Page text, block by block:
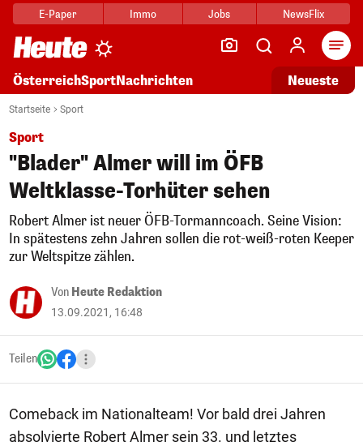
E-Paper Immo Jobs NewsFlix
ÖsterreichSportNachrichten Neueste
Startseite Sport
Sport
"Blader" Almer will im ÖFB
Weltklasse-Torhüter sehen
Robert Almer ist neuer ÖFB-Tormanncoach. Seine Vision:
In spätestens zehn Jahren sollen die rot-weiß-roten Keeper
zur Weltspitze zählen.
Von Heute Redaktion
13.09.2021, 16:48
Teilen
Comeback im Nationalteam! Vor bald drei Jahren
absolvierte Robert Almer sein 33. und letztes